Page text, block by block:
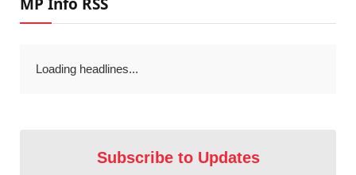
Loading headlines...
Subscribe to Updates